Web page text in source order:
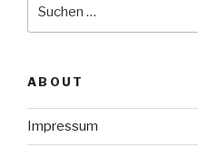
nach:
ABOUT
Impressum